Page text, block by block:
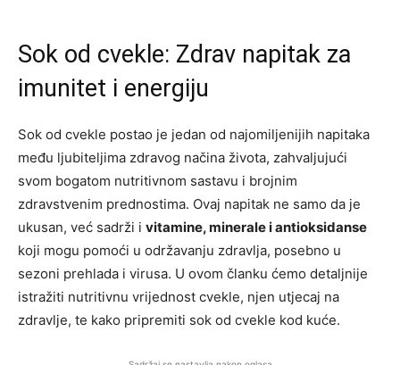
Sok od cvekle: Zdrav napitak za
imunitet i energiju
Sok od cvekle postao je jedan od najomiljenijih napitaka
među ljubiteljima zdravog načina života, zahvaljujući
svom bogatom nutritivnom sastavu i brojnim
zdravstvenim prednostima. Ovaj napitak ne samo da je
ukusan, već sadrži i vitamine, minerale i antioksidanse
koji mogu pomoći u održavanju zdravlja, posebno u
sezoni prehlada i virusa. U ovom članku ćemo detaljnije
istražiti nutritivnu vrijednost cvekle, njen utjecaj na
zdravlje, te kako pripremiti sok od cvekle kod kuće.